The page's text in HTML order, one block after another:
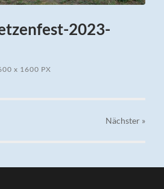
2023-
x 1600 PX
Nächster »